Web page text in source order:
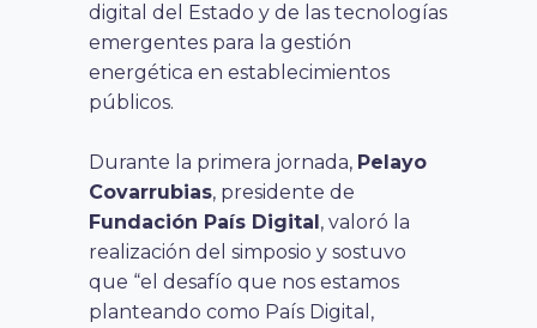
digital del Estado y de las tecnologías
emergentes para la gestión
energética en establecimientos
públicos.
Durante la primera jornada, Pelayo
Covarrubias, presidente de
Fundación País Digital, valoró la
realización del simposio y sostuvo
que “el desafío que nos estamos
planteando como País Digital,